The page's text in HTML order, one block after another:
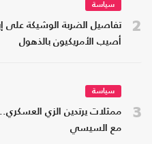
2
سياسة
تفاصيل الضربة الوشيكة على
أصيب الأمريكيون بالذهول
3
سياسة
ممثلات يرتدين الزي
مع السيسي